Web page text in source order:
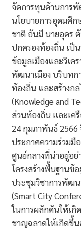
จัดการทุนด้านการ
นโยบายการอุดมศึก
ชาติ อันมี นายอุดร
ปกครองท้องถิ่น เป็
ข้อมูลเมืองและวิเค
พัฒนาเมือง บริบทก
ท้องถิ่น และสร้างก
(Knowledge and
ส่วนท้องถิ่น และเค
24 กุมภาพันธ์ 2566
ประกาศความร่วมมื
ศูนย์กลางที่น่าอยู่อ
โครงสร้างพื้นฐานข้
ประชุมวิชาการพัฒ
(Smart City
ในการผลักดันให้เกิ
ชาญฉลาดให้เกิดขึ้น